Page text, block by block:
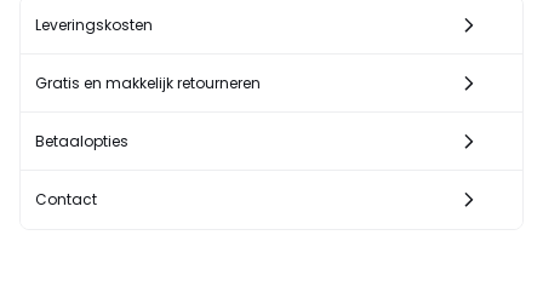
Leveringskosten
Gratis en makkelijk retourneren
Betaalopties
Contact